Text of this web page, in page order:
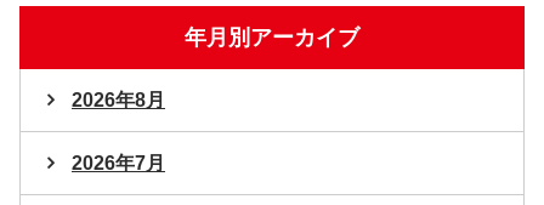
年月別アーカイブ
2026年8月
2026年7月